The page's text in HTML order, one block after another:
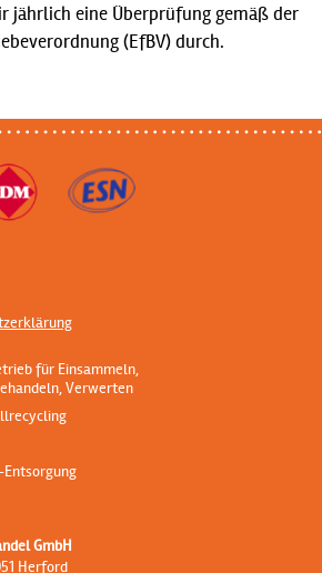
jährlich eine Überprüfung gemäß der
(EfBV) durch.
für Einsammeln,
Verwerten
GmbH
Herford